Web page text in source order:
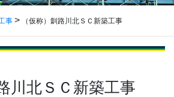
事 （仮称）釧路川北ＳＣ新築工事
川北ＳＣ新築工事